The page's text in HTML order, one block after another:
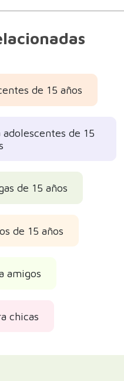
de 15 años
de 15
de 15 años
de 15 años
amigos
chicas